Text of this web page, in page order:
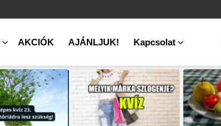
AKCIÓK AJÁNLJUK! Kapcsolat